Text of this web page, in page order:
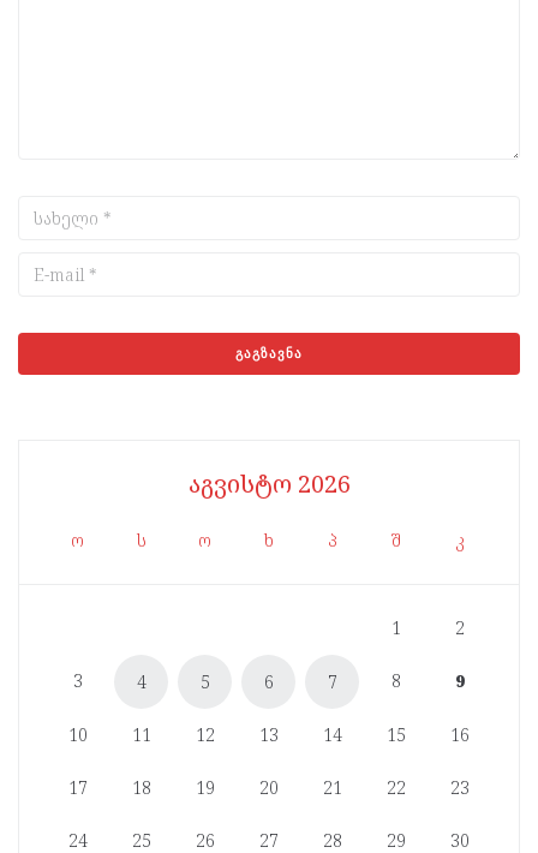
აგვისტო 2026
ო ს ო ხ პ შ კ
1 2
3 4 5 6 7 8 9
10 11 12 13 14 15 16
17 18 19 20 21 22 23
24 25 26 27 28 29 30